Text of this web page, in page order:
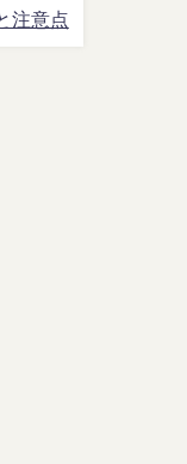
注意点